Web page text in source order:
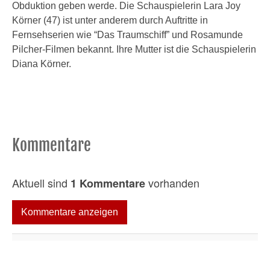
Obduktion geben werde. Die Schauspielerin Lara Joy
Körner (47) ist unter anderem durch Auftritte in
Fernsehserien wie “Das Traumschiff” und Rosamunde
Pilcher-Filmen bekannt. Ihre Mutter ist die Schauspielerin
Diana Körner.
Kommentare
Aktuell sind 1 Kommentarevorhanden
Kommentare anzeigen